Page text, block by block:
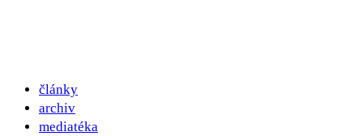
články
archiv
mediatéka